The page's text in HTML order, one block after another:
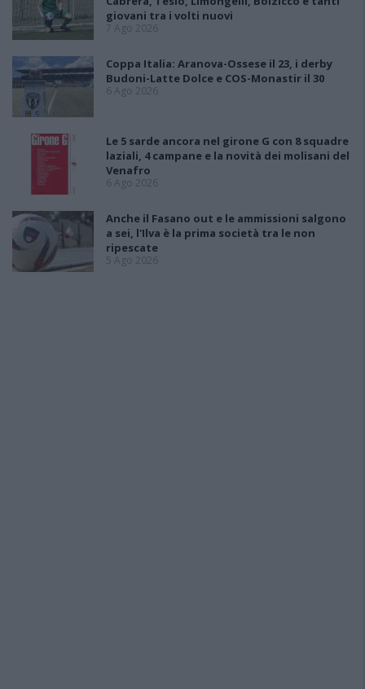
giovani tra i volti nuovi
7 Ago 2026
Coppa Italia: Aranova-Ossese il 23, i derby
Budoni-Latte Dolce e COS-Monastir il 30
6 Ago 2026
Le 5 sarde ancora nel girone G con 8 squadre
laziali, 4 campane e la novità dei molisani del
Venafro
6 Ago 2026
Anche il Fasano out e le ammissioni salgono
a sei, l'Ilva è la prima società tra le non
ripescate
5 Ago 2026